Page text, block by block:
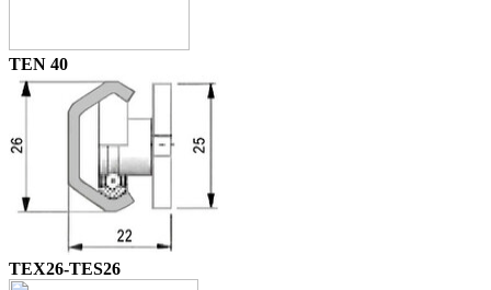
TEN 40
TEX26-TES26